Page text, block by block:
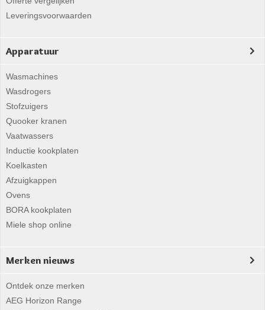
Leveringsvoorwaarden
Apparatuur
Wasmachines
Wasdrogers
Stofzuigers
Quooker kranen
Vaatwassers
Inductie kookplaten
Koelkasten
Afzuigkappen
Ovens
BORA kookplaten
Miele shop online
Merken nieuws
Ontdek onze merken
AEG Horizon Range